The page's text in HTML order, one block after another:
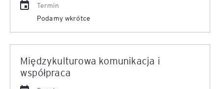
Termin
Podamy wkrótce
Międzykulturowa komunikacja i
współpraca